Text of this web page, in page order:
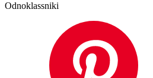
Odnoklassniki